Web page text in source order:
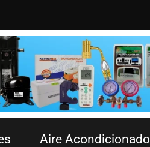
Aire Acondicionado